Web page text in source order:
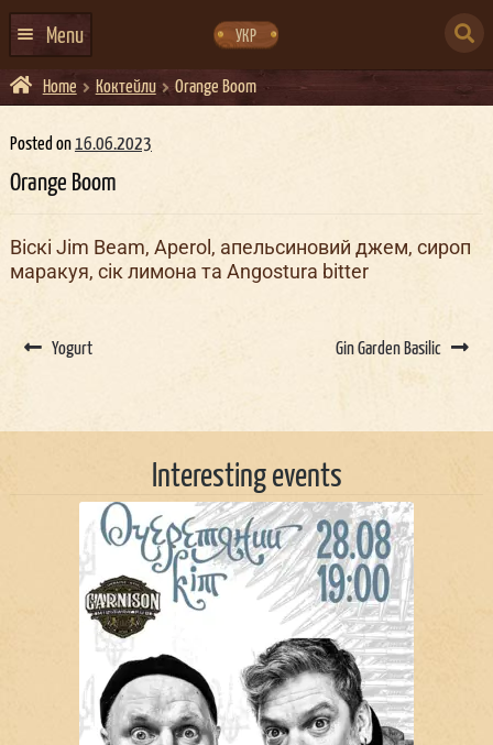
navigation
content
УКР
Menu
HOME
EVENTS CALENDAR
ABOUT US
EVENT AGENCY DOCKER
Home Коктейли Orange Boom
Posted on16.06.2023
Orange Boom
Віскі Jim Beam, Aperol, апельсиновий джем, сироп
маракуя, сік лимона та Angostura bitter
navigation
Yogurt Gin Garden Basilic
Interesting events